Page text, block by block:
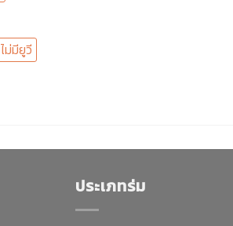
ไม่มียูวี
ประเภทร่ม